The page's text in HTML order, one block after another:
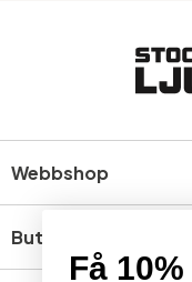
Webbshop
Butik
Få